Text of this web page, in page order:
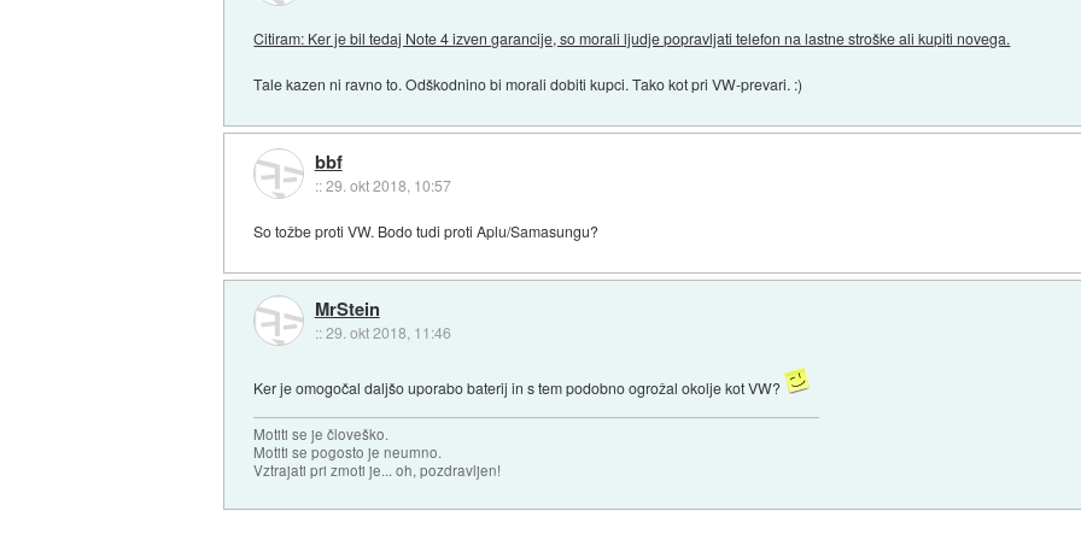
Citiram: Ker je bil tedaj Note 4 izven garancije, so morali ljudje popravljati telefon na lastne stroške ali kupiti novega.
Tale kazen ni ravno to. Odškodnino bi morali dobiti kupci. Tako kot pri VW-prevari. :)
bbf
::29. okt 2018, 10:57
So tožbe proti VW. Bodo tudi proti Aplu/Samasungu?
MrStein
::29. okt 2018, 11:46
Ker je omogočal daljšo uporabo baterij in s tem podobno ogrožal okolje kot VW?
Motiti se je človeško.
Motiti se pogosto je neumno.
Vztrajati pri zmoti je... oh, pozdravljen!